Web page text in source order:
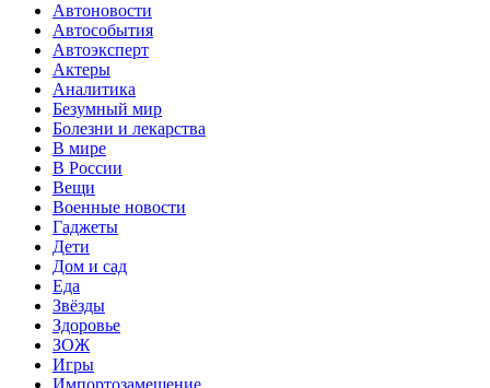
Автоновости
Автособытия
Автоэксперт
Актеры
Аналитика
Безумный мир
Болезни и лекарства
В мире
В России
Вещи
Военные новости
Гаджеты
Дети
Дом и сад
Еда
Звёзды
Здоровье
ЗОЖ
Игры